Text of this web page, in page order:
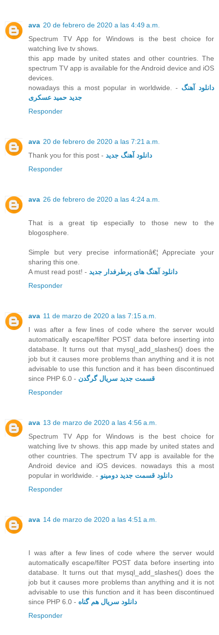
ava 20 de febrero de 2020 a las 4:49 a.m.
Spectrum TV App for Windows is the best choice for
watching live tv shows.
this app made by united states and other countries. The
spectrum TV app is available for the Android device and iOS
devices.
nowadays this a most popular in worldwide. - دانلود آهنگ
جدید حمید عسکری
Responder
ava 20 de febrero de 2020 a las 7:21 a.m.
Thank you for this post - دانلود آهنگ جدید
Responder
ava 26 de febrero de 2020 a las 4:24 a.m.
That is a great tip especially to those new to the
blogosphere.
Simple but very precise informationâ€¦ Appreciate your
sharing this one.
A must read post! - دانلود آهنگ های پرطرفدار جدید
Responder
ava 11 de marzo de 2020 a las 7:15 a.m.
I was after a few lines of code where the server would
automatically escape/filter POST data before inserting into
database. It turns out that mysql_add_slashes() does the
job but it causes more problems than anything and it is not
advisable to use this function and it has been discontinued
since PHP 6.0 - قسمت جدید سریال گرگدن
Responder
ava 13 de marzo de 2020 a las 4:56 a.m.
Spectrum TV App for Windows is the best choice for
watching live tv shows. this app made by united states and
other countries. The spectrum TV app is available for the
Android device and iOS devices. nowadays this a most
popular in worldwide. - دانلود قسمت جدید دومینو
Responder
ava 14 de marzo de 2020 a las 4:51 a.m.
I was after a few lines of code where the server would
automatically escape/filter POST data before inserting into
database. It turns out that mysql_add_slashes() does the
job but it causes more problems than anything and it is not
advisable to use this function and it has been discontinued
since PHP 6.0 - دانلود سریال هم گناه
Responder